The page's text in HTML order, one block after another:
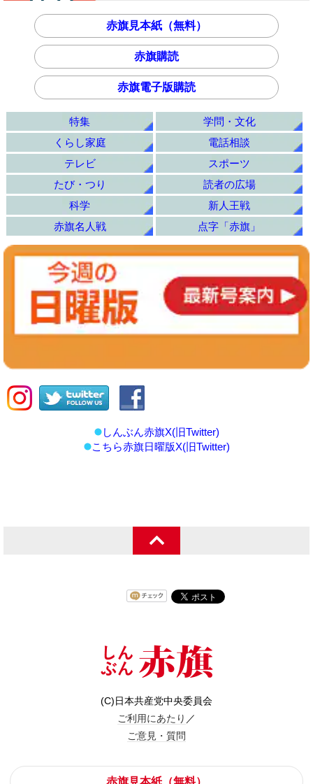
赤旗見本紙（無料）
赤旗購読
赤旗電子版購読
特集
学問・文化
くらし家庭
電話相談
テレビ
スポーツ
たび・つり
読者の広場
科学
新人王戦
赤旗名人戦
点字「赤旗」
しんぶん赤旗X(旧Twitter)
こちら赤旗日曜版X(旧Twitter)
(C)日本共産党中央委員会
ご利用にあたり ／
ご意見・質問
赤旗見本紙（無料）